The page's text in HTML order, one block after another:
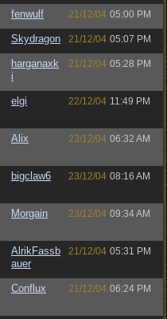
fenwulf 21/12/04 05:00 PM
Skydragon 21/12/04 05:07 PM
harganaxk
i
21/12/04 05:28 PM
elgi 22/12/04 11:49 PM
Alix 23/12/04 06:32 AM
bigclaw6 23/12/04 08:16 AM
Morgain 23/12/04 09:34 AM
AlrikFassb
auer
21/12/04 05:31 PM
Conflux 21/12/04 06:24 PM